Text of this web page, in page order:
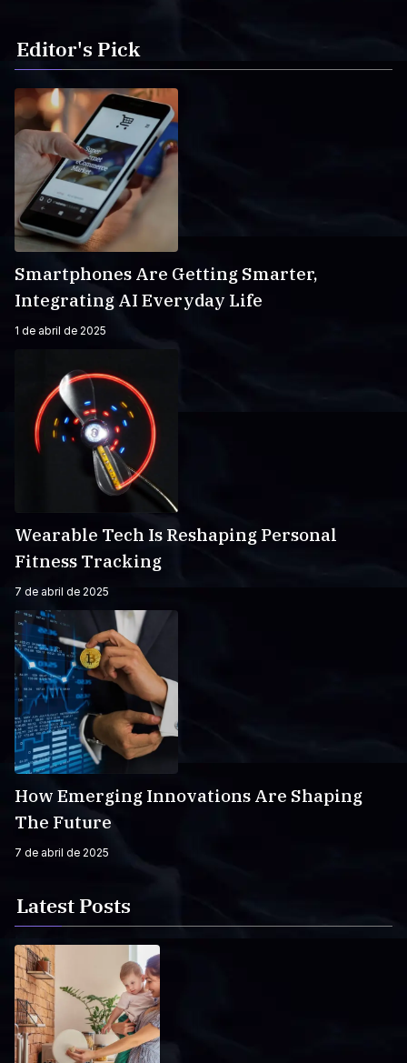
Editor's Pick
Smartphones Are Getting Smarter,
Integrating AI Everyday Life
1 de abril de 2025
Wearable Tech Is Reshaping Personal
Fitness Tracking
7 de abril de 2025
How Emerging Innovations Are Shaping
The Future
7 de abril de 2025
Latest Posts